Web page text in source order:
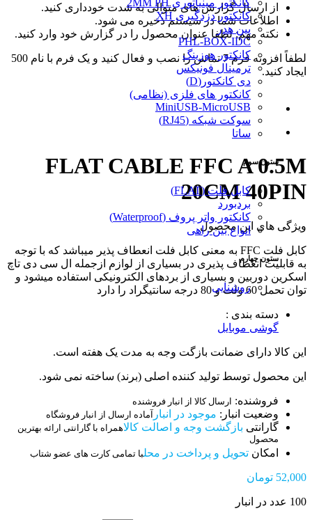
کانکتور دزدگیری XH
پین هدر
PHL-BOX-IDC
کانکتور هوزینگ
ترمینال فونیکس
دی کانکتور(D)
کانکتور های فلزی (نظامی)
MiniUSB-MicroUSB
سوکت شبکه (RJ45)
ساتا
ستون سوم
کابل فلت (FLAT)
بردبورد
کانکتور واتر پروف (Waterproof)
انواع بین راهی
ستون چهارم
روشنایی
از ارسال گزارش های متوالی به شدت خودداری کنید.
اطلاعات شما در سیستم ذخیره می شود.
نکته مهم: لطفا عنوان محصول را در گزارش خود وارد کنید.
لطفاً افزونه فرم 7 تماس را نصب و فعال کنید و یک فرم با نام 500
ایجاد کنید.
FLAT CABLE FFC A 0.5M
20CM 40PIN
ویژگی های این محصول
کابل فلت FFC به معنی کابل فلت انعطاف پذیر میباشد که با توجه
به قابلیت انعطاف پذیری در بسیاری از لوازم ازجمله ال سی دی تاچ
اسکرین دوربین و بسیاری از بردهای الکترونیکی استفاده میشود و
توان تحمل 60 ولت و 80 درجه سانتیگراد را دارد
دسته بندی :
گوشی موبایل
این کالا دارای ضمانت بازگت وجه به مدت یک هفته است.
این محصول توسط تولید کننده اصلی (برند) ساخته نمی شود.
فروشنده: ارسال کالا از انبار فروشنده
وضعیت انبار: موجود در انبار آماده ارسال از انبار فروشگاه
گارانتی بازگشت وجه و اصالت کالاهمراه با گارانتی ارائه بهترین
محصول
امکان تحویل و پرداخت در محلبا تمامی کارت های عضو شتاب
52,000 تومان
100 عدد در انبار